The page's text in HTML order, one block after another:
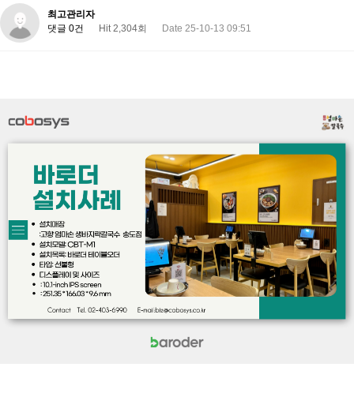
최고관리자
댓글 0건
Hit 2,304회 Date 25-10-13 09:51